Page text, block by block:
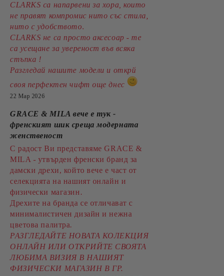
CLARKS са напарвени за хора, които
не правят компромис нито със стила,
нито с удобството.
CLARKS не са просто аксесоар - те
са усещане за увереност във всяка
стъпка !
Разгледай нашите модели и открй
своя перфектен чифт още днес
22 Мар 2026
GRACE & MILA вече е тук -
френският шик среща модерната
женственост
С радост Ви представяме GRACE &
MILA - утвърден френски бранд за
дамски дрехи, който вече е част от
селекцията на нашият онлайн и
физически магазин.
Дрехите на бранда се отличават с
минималистичен дизайн и нежна
цветова палитра.
РАЗГЛЕДАЙТЕ НОВАТА КОЛЕКЦИЯ
ОНЛАЙН ИЛИ ОТКРИЙТЕ СВОЯТА
ЛЮБИМА ВИЗИЯ В НАШИЯТ
ФИЗИЧЕСКИ МАГАЗИН В ГР.